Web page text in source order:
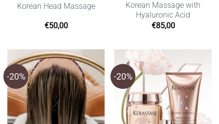
Korean Head Massage
€50,00
Korean Massage with
Hyaluronic Acid
€85,00
-20% -20%